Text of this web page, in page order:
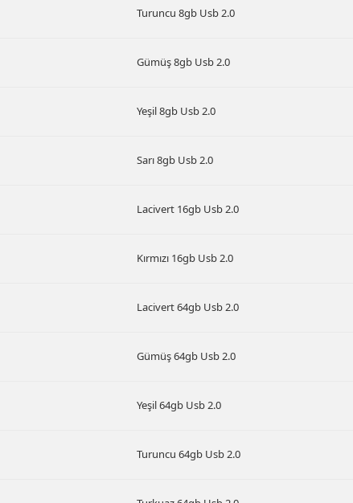
Turuncu 8gb Usb 2.0
Gümüş 8gb Usb 2.0
Yeşil 8gb Usb 2.0
Sarı 8gb Usb 2.0
Lacivert 16gb Usb 2.0
Kırmızı 16gb Usb 2.0
Lacivert 64gb Usb 2.0
Gümüş 64gb Usb 2.0
Yeşil 64gb Usb 2.0
Turuncu 64gb Usb 2.0